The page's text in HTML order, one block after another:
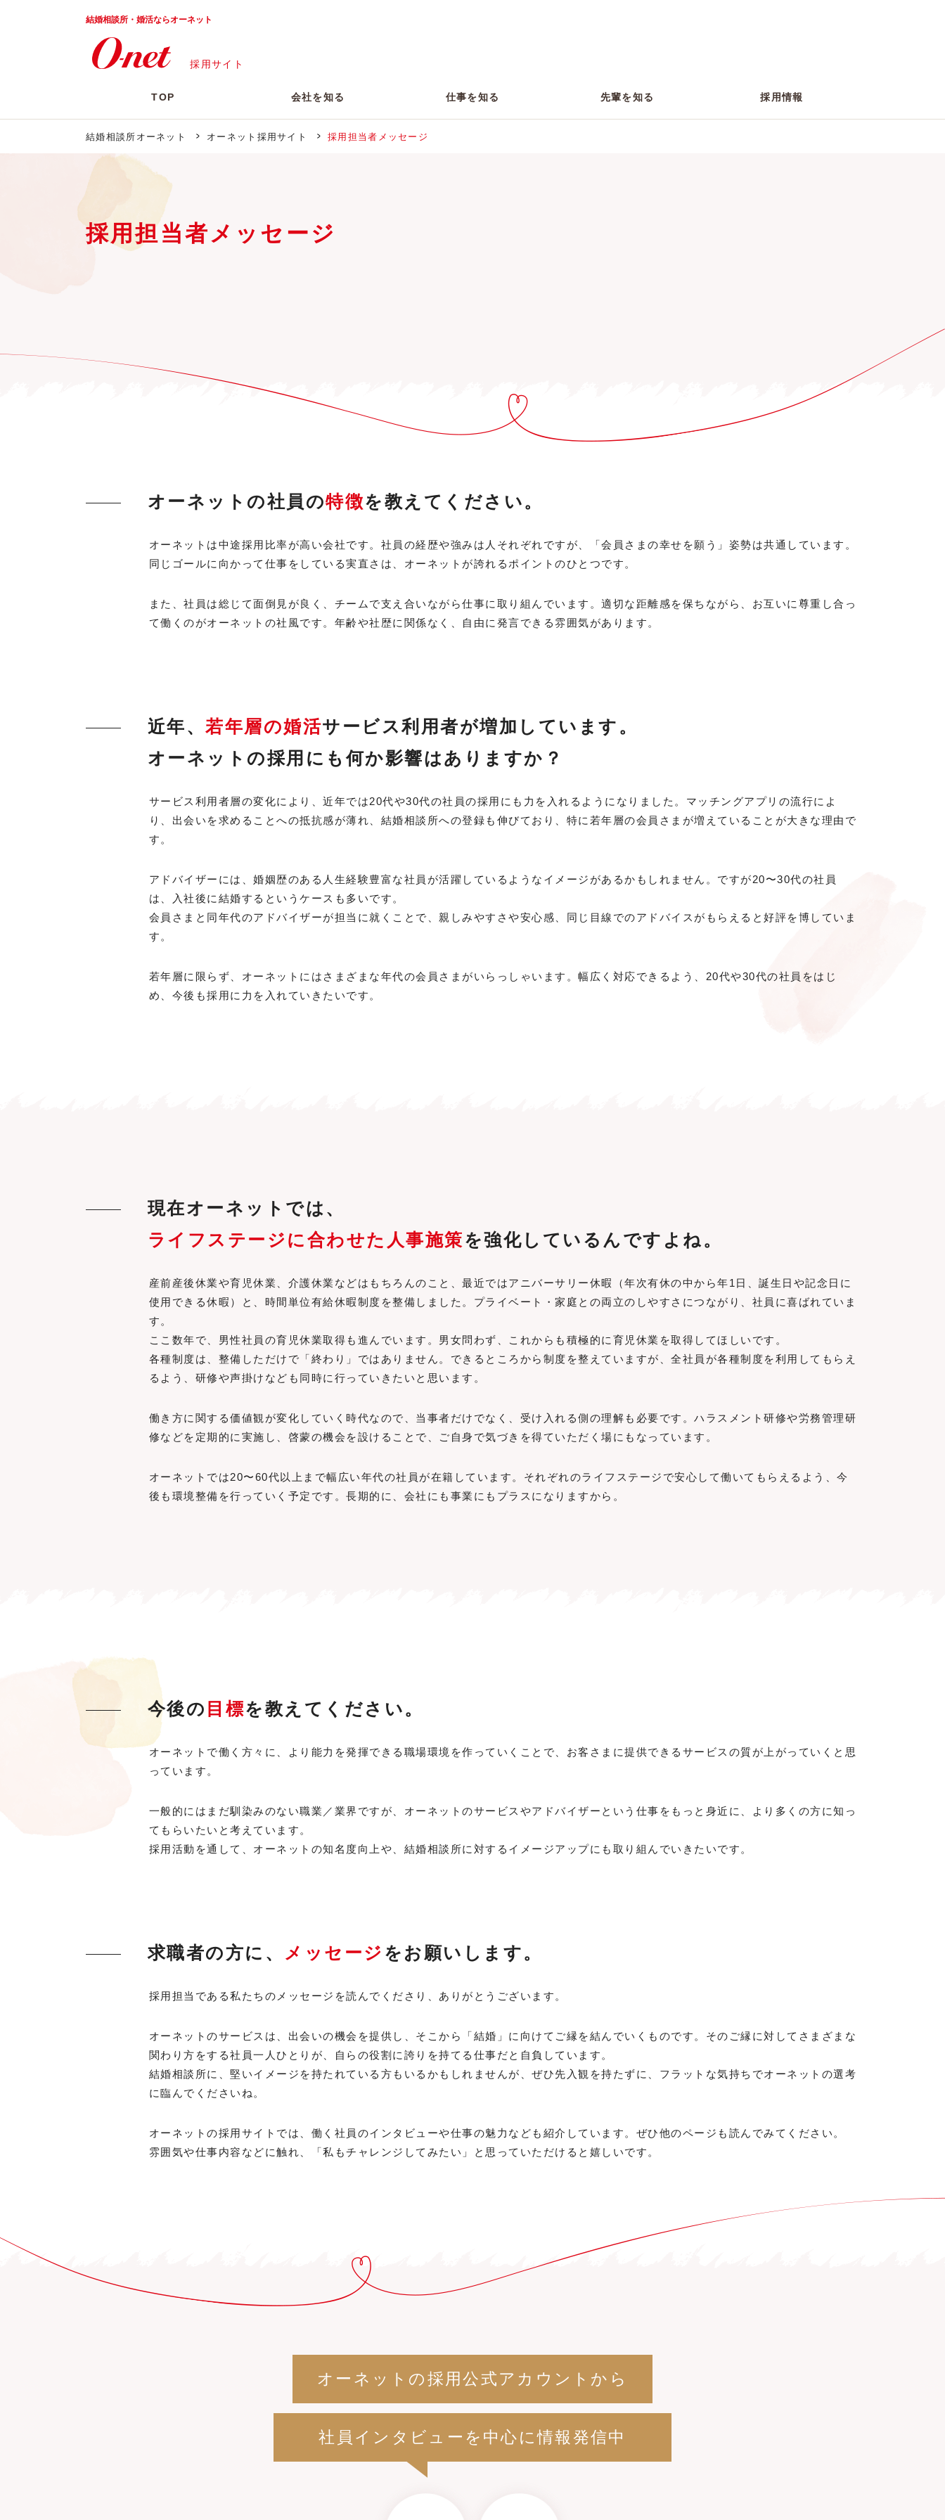
結婚相談所・婚活ならオーネット
採用サイト
TOP 会社を知る
オーネットで働く魅力
仕事を知る 先輩を知る 採用情報
採用Q&A
結婚相談所オーネット オーネット採用サイト 採用担当者メッセージ
採用担当者メッセージ
オーネットの社員の特徴を教えてください。
オーネットは中途採用比率が高い会社です。社員の経歴や強みは人それぞれですが、「会員さまの幸せを願う」姿勢は共通しています。
同じゴールに向かって仕事をしている実直さは、オーネットが誇れるポイントのひとつです。
また、社員は総じて面倒見が良く、チームで支え合いながら仕事に取り組んでいます。適切な距離感を保ちながら、お互いに尊重し合っ
て働くのがオーネットの社風です。年齢や社歴に関係なく、自由に発言できる雰囲気があります。
近年、 若年層の婚活サービス利用者が増加しています。
オーネットの採用にも何か影響はありますか？
サービス利用者層の変化により、近年では20代や30代の社員の採用にも力を入れるようになりました。マッチングアプリの流行によ
り、出会いを求めることへの抵抗感が薄れ、結婚相談所への登録も伸びており、特に若年層の会員さまが増えていることが大きな理由で
す。
アドバイザーには、婚姻歴のある人生経験豊富な社員が活躍しているようなイメージがあるかもしれません。ですが20〜30代の社員
は、入社後に結婚するというケースも多いです。
会員さまと同年代のアドバイザーが担当に就くことで、親しみやすさや安心感、同じ目線でのアドバイスがもらえると好評を博していま
す。
若年層に限らず、オーネットにはさまざまな年代の会員さまがいらっしゃいます。幅広く対応できるよう、20代や30代の社員をはじ
め、今後も採用に力を入れていきたいです。
現在オーネットでは、
ライフステージに合わせた人事施策を強化しているんですよね。
産前産後休業や育児休業、介護休業などはもちろんのこと、最近ではアニバーサリー休暇（年次有休の中から年1日、誕生日や記念日に
使用できる休暇）と、時間単位有給休暇制度を整備しました。プライベート・家庭との両立のしやすさにつながり、社員に喜ばれていま
す。
ここ数年で、男性社員の育児休業取得も進んでいます。男女問わず、これからも積極的に育児休業を取得してほしいです。
各種制度は、整備しただけで「終わり」ではありません。できるところから制度を整えていますが、全社員が各種制度を利用してもらえ
るよう、研修や声掛けなども同時に行っていきたいと思います。
働き方に関する価値観が変化していく時代なので、当事者だけでなく、受け入れる側の理解も必要です。ハラスメント研修や労務管理研
修などを定期的に実施し、啓蒙の機会を設けることで、ご自身で気づきを得ていただく場にもなっています。
オーネットでは20〜60代以上まで幅広い年代の社員が在籍しています。それぞれのライフステージで安心して働いてもらえるよう、今
後も環境整備を行っていく予定です。長期的に、会社にも事業にもプラスになりますから。
今後の 目標を教えてください。
オーネットで働く方々に、より能力を発揮できる職場環境を作っていくことで、お客さまに提供できるサービスの質が上がっていくと思
っています。
一般的にはまだ馴染みのない職業／業界ですが、オーネットのサービスやアドバイザーという仕事をもっと身近に、より多くの方に知っ
てもらいたいと考えています。
採用活動を通して、オーネットの知名度向上や、結婚相談所に対するイメージアップにも取り組んでいきたいです。
求職者の方に、 メッセージ をお願いします。
採用担当である私たちのメッセージを読んでくださり、ありがとうございます。
オーネットのサービスは、出会いの機会を提供し、そこから「結婚」に向けてご縁を結んでいくものです。そのご縁に対してさまざまな
関わり方をする社員一人ひとりが、自らの役割に誇りを持てる仕事だと自負しています。
結婚相談所に、堅いイメージを持たれている方もいるかもしれませんが、ぜひ先入観を持たずに、フラットな気持ちでオーネットの選考
に臨んでくださいね。
オーネットの採用サイトでは、働く社員のインタビューや仕事の魅力なども紹介しています。ぜひ他のページも読んでみてください。
雰囲気や仕事内容などに触れ、「私もチャレンジしてみたい」と思っていただけると嬉しいです。
オーネットの採用公式アカウントから
社員インタビューを中心に情報発信中